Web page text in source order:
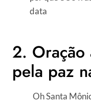
data
2. Oração
pela paz
Oh Santa